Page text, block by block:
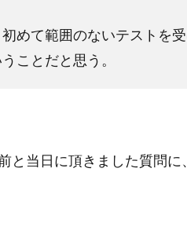
めて範囲のないテストを
ことだと思う。
と当日に頂きました質問に、